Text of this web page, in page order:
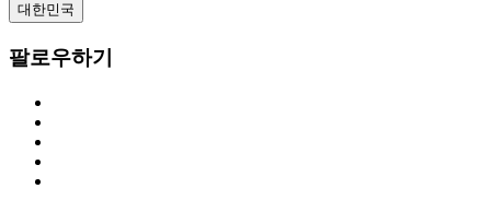
대한민국
팔로우하기